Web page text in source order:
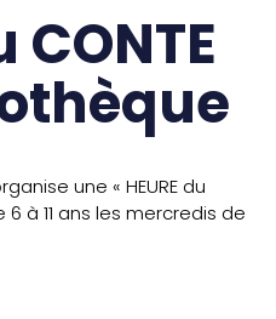
CONTE
une « HEURE du
6 à 11 ans les mercredis de